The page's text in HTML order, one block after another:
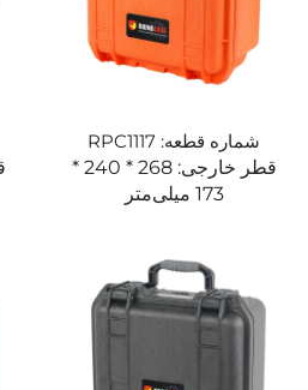
شماره قطعه: RPC1117
قطر خارجی: 268 * 240 *
173 میلی‌متر